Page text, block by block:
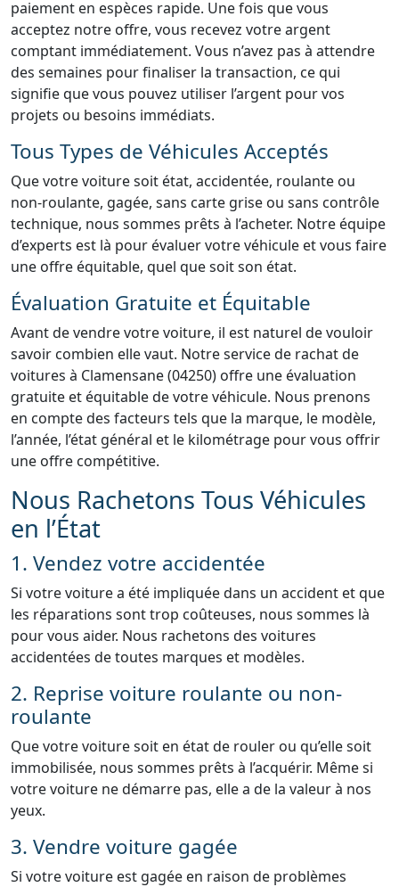
paiement en espèces rapide. Une fois que vous
acceptez notre offre, vous recevez votre argent
comptant immédiatement. Vous n’avez pas à attendre
des semaines pour finaliser la transaction, ce qui
signifie que vous pouvez utiliser l’argent pour vos
projets ou besoins immédiats.
Tous Types de Véhicules Acceptés
Que votre voiture soit état, accidentée, roulante ou
non-roulante, gagée, sans carte grise ou sans contrôle
technique, nous sommes prêts à l’acheter. Notre équipe
d’experts est là pour évaluer votre véhicule et vous faire
une offre équitable, quel que soit son état.
Évaluation Gratuite et Équitable
Avant de vendre votre voiture, il est naturel de vouloir
savoir combien elle vaut. Notre service de rachat de
voitures à Clamensane (04250) offre une évaluation
gratuite et équitable de votre véhicule. Nous prenons
en compte des facteurs tels que la marque, le modèle,
l’année, l’état général et le kilométrage pour vous offrir
une offre compétitive.
Nous Rachetons Tous Véhicules
en l’État
1. Vendez votre accidentée
Si votre voiture a été impliquée dans un accident et que
les réparations sont trop coûteuses, nous sommes là
pour vous aider. Nous rachetons des voitures
accidentées de toutes marques et modèles.
2. Reprise voiture roulante ou non-
roulante
Que votre voiture soit en état de rouler ou qu’elle soit
immobilisée, nous sommes prêts à l’acquérir. Même si
votre voiture ne démarre pas, elle a de la valeur à nos
yeux.
3. Vendre voiture gagée
Si votre voiture est gagée en raison de problèmes